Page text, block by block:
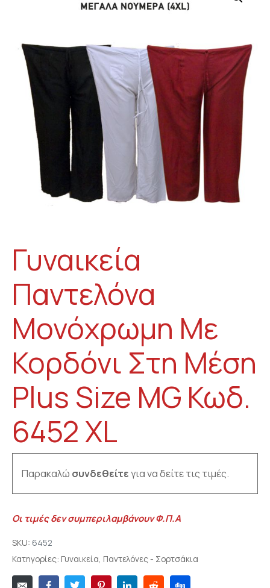
Γυναικεία
Παντελόνα
Μονόχρωμη Με
Κορδόνι Στη Μέση
Plus Size MG Κωδ.
6452 XL
Παρακαλώ συνδεθείτεγια να δείτε τις τιμές.
Οι τιμές δεν συμπεριλαμβάνουν Φ.Π.Α
SKU: 6452
Κατηγορίες: Γυναικεία, Παντελόνες - Σορτσάκια